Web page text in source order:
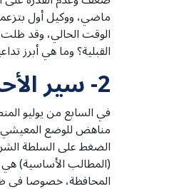
ماضي، ووكيل أول
الوقت الحالي، وقد
القبلية؟ وما هي أبرز
2- سير الأحداث:
في السابع من يوليو
مناهض للوضع المعيشي
الضغط على السلطة
(المطالب الأساسية)
المحافظة، خصوصا في